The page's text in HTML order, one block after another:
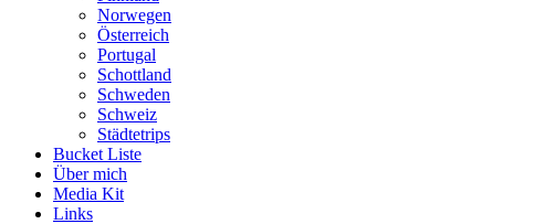
Norwegen
Österreich
Portugal
Schottland
Schweden
Schweiz
Städtetrips
Bucket Liste
Über mich
Media Kit
Links